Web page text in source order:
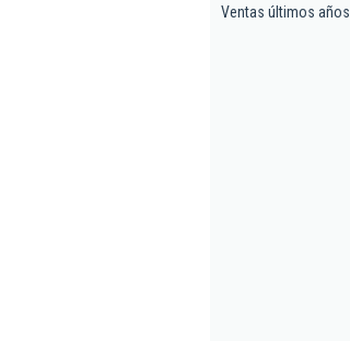
Ventas últimos años